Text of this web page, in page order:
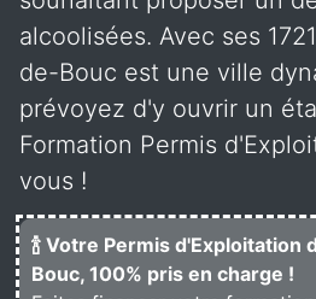
alcoolisées. Avec ses
de-Bouc est une ville
prévoyez d'y ouvrir un
Formation Permis
vous !
🍾 Votre Permis d'Exploitation
Bouc, 100% pris en charge !